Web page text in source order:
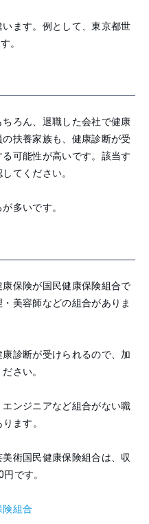
ます。例として、東京都世
。
ろん、退職した会社で健康
扶養家族も、健康診断が受
可能性が高いです。該当す
てください。
多いです。
保険が国民健康保険組合で
美容師などの組合がありま
診断が受けられるので、加
さい。
ンジニアなど組合がない職
ます。
術国民健康保険組合は、収
です。
険組合